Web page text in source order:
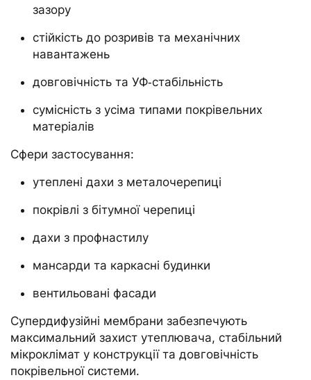
зазору
стійкість до розривів та механічних
навантажень
довговічність та УФ‑стабільність
сумісність з усіма типами покрівельних
матеріалів
Сфери застосування:
утеплені дахи з металочерепиці
покрівлі з бітумної черепиці
дахи з профнастилу
мансарди та каркасні будинки
вентильовані фасади
Супердифузійні мембрани забезпечують
максимальний захист утеплювача, стабільний
мікроклімат у конструкції та довговічність
покрівельної системи.